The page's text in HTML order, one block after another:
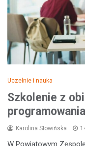
Uczelnie i nauka
Szkolenie z
Karolina Słowińska
W Powiatowym